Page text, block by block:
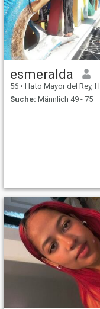
esmeralda
56 • Hato Mayor del Rey, Hato Mayor, Dom. Rep.
Suche: Männlich 49 - 75